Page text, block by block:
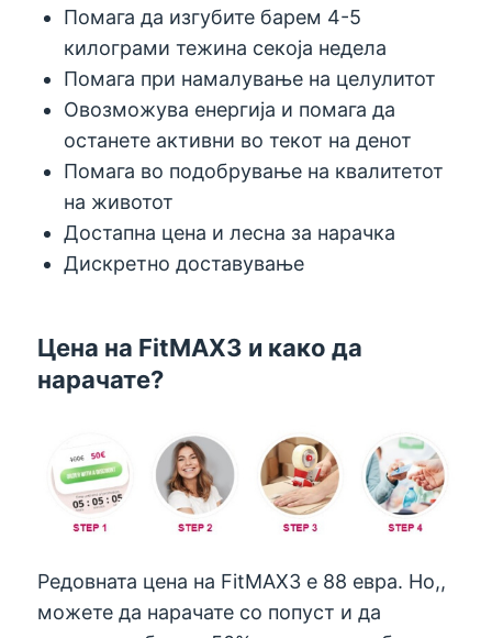
Помага да изгубите барем 4-5
килограми тежина секоја недела
Помага при намалување на целулитот
Овозможува енергија и помага да
останете активни во текот на денот
Помага во подобрување на квалитетот
на животот
Достапна цена и лесна за нарачка
Дискретно доставување
Цена на FitMAX3 и како да
нарачате?
Редовната цена на FitMAX3 е 88 евра. Но,,
можете да нарачате со попуст и да